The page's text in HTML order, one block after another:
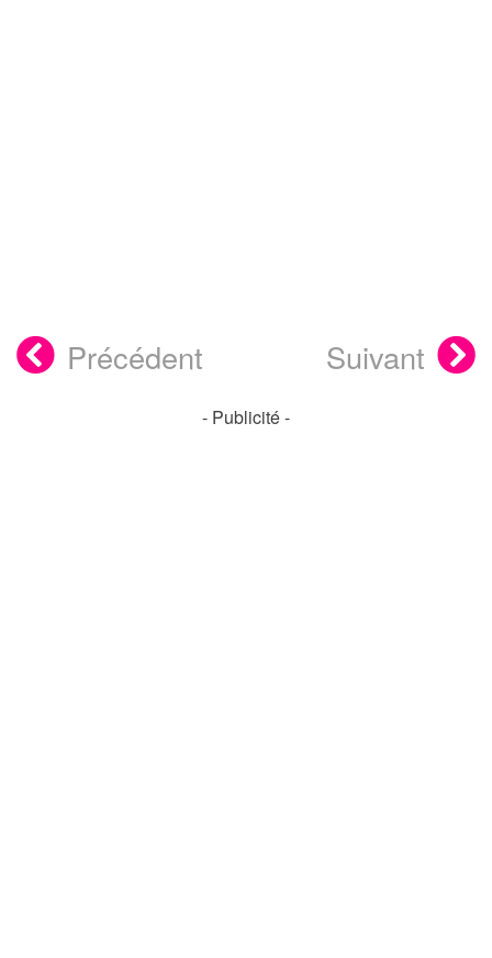
Précédent Suivant
- Publicité -